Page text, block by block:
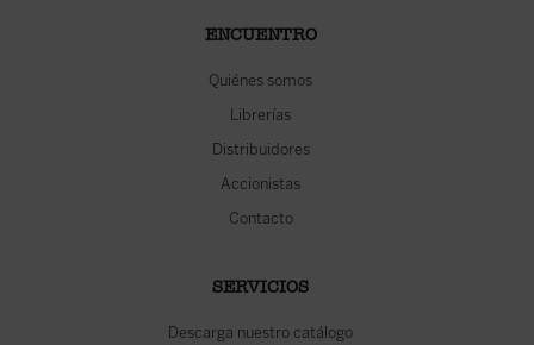
ENCUENTRO
Quiénes somos
Librerías
Distribuidores
Accionistas
Contacto
SERVICIOS
Descarga nuestro catálogo